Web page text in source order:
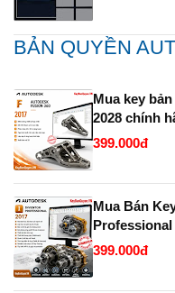
BẢN QUYỀN
Mua key
2028 chính
399.000đ
Mua Bán
Professional
Tại
399.000đ